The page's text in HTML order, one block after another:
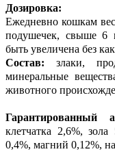
Дозировка:
Ежедневно кошкам
подушечек, свыше 6
быть увеличена без
Состав: злаки,
минеральные
животного
Гарантированный
клетчатка 2,6%,
0,4%, магний 0,12%,